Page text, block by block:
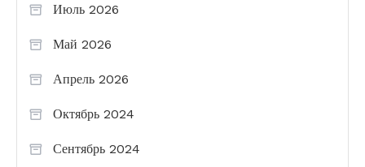
Июль 2026
Май 2026
Апрель 2026
Октябрь 2024
Сентябрь 2024